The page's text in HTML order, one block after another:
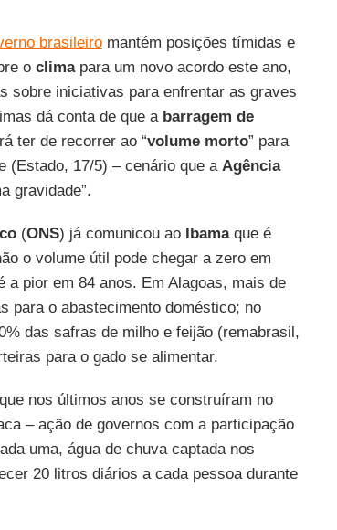
brasileiro mantém posições tímidas e
o climapara um novo acordo este ano,
sobre iniciativas para enfrentar as graves
dá conta de que a barragem de
ter de recorrer ao “volume morto” para
(Estado, 17/5) – cenário que a Agência
gravidade”.
(ONS) já comunicou ao Ibamaque é
o volume útil pode chegar a zero em
a pior em 84 anos. Em Alagoas, mais de
para o abastecimento doméstico; no
das safras de milho e feijão (remabrasil,
para o gado se alimentar.
nos últimos anos se construíram no
– ação de governos com a participação
uma, água de chuva captada nos
20 litros diários a cada pessoa durante